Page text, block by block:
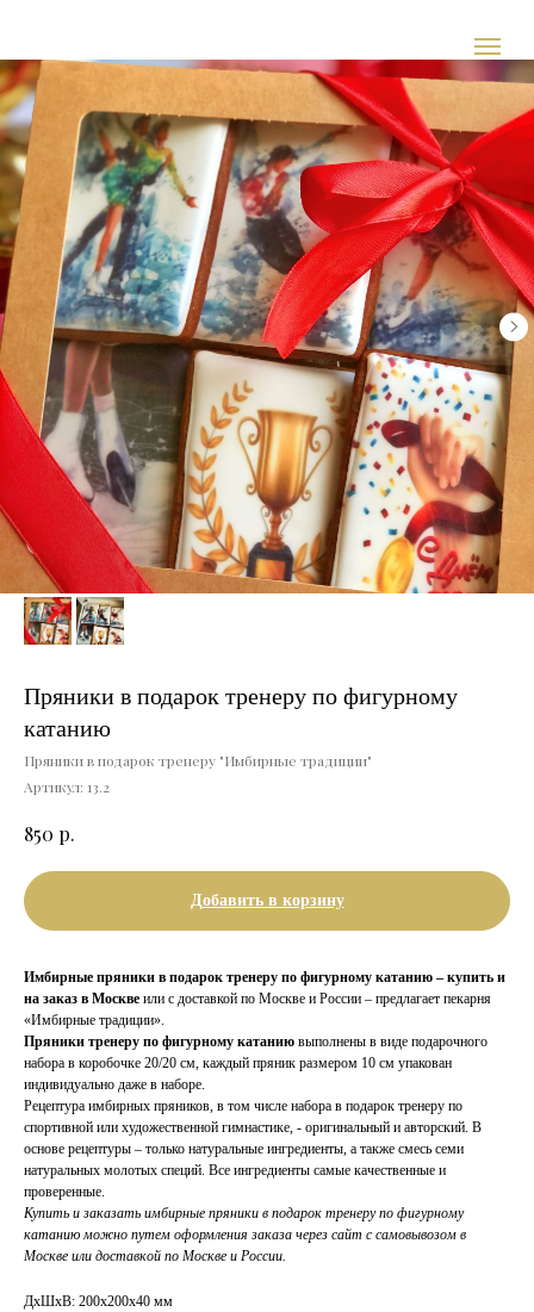
Пряники в подарок тренеру по фигурному
катанию
Пряники в подарок тренеру "Имбирные традиции"
Артикул: 13.2
850 р.
Добавить в корзину
Имбирные пряники в подарок тренеру по фигурному катанию – купить и
на заказ в Москве или с доставкой по Москве и России – предлагает пекарня
«Имбирные традиции».
Пряники тренеру по фигурному катанию выполнены в виде подарочного
набора в коробочке 20/20 см, каждый пряник размером 10 см упакован
индивидуально даже в наборе.
Рецептура имбирных пряников, в том числе набора в подарок тренеру по
спортивной или художественной гимнастике, - оригинальный и авторский. В
основе рецептуры – только натуральные ингредиенты, а также смесь семи
натуральных молотых специй. Все ингредиенты самые качественные и
проверенные.
Купить и заказать имбирные пряники в подарок тренеру по фигурному
катанию можно путем оформления заказа через сайт с самовывозом в
Москве или доставкой по Москве и России.
ДxШxВ: 200x200x40 мм